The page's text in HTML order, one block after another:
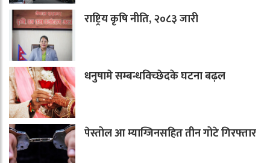
राष्ट्रिय कृषि नीति, २०८३ जारी
धनुषामे सम्बन्धविच्छेदके घटना बढ़ल
पेस्तोल आ म्याग्जिनसहित तीन गोटे गिरफ्तार